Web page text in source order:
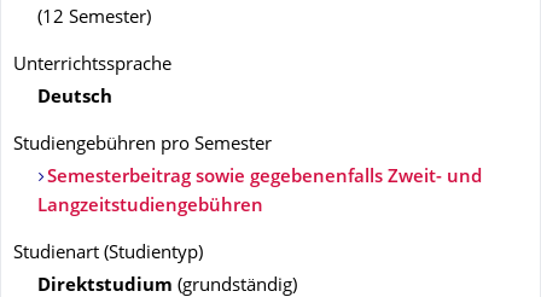
(12 Semester)
Unterrichtssprache
Deutsch
Studiengebühren pro Semester
Semesterbeitrag sowie gegebenenfalls Zweit- und
Langzeitstudiengebühren
Studienart (Studientyp)
Direktstudium (grundständig)